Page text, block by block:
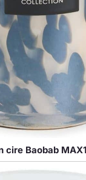
cire Baobab